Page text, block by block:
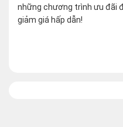
những chương trình ưu đãi
giảm giá hấp dẫn!